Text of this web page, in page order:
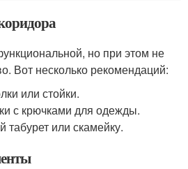
но при этом не
Вот несколько рекомендаций:
или стойки.
с крючками для одежды.
или скамейку.